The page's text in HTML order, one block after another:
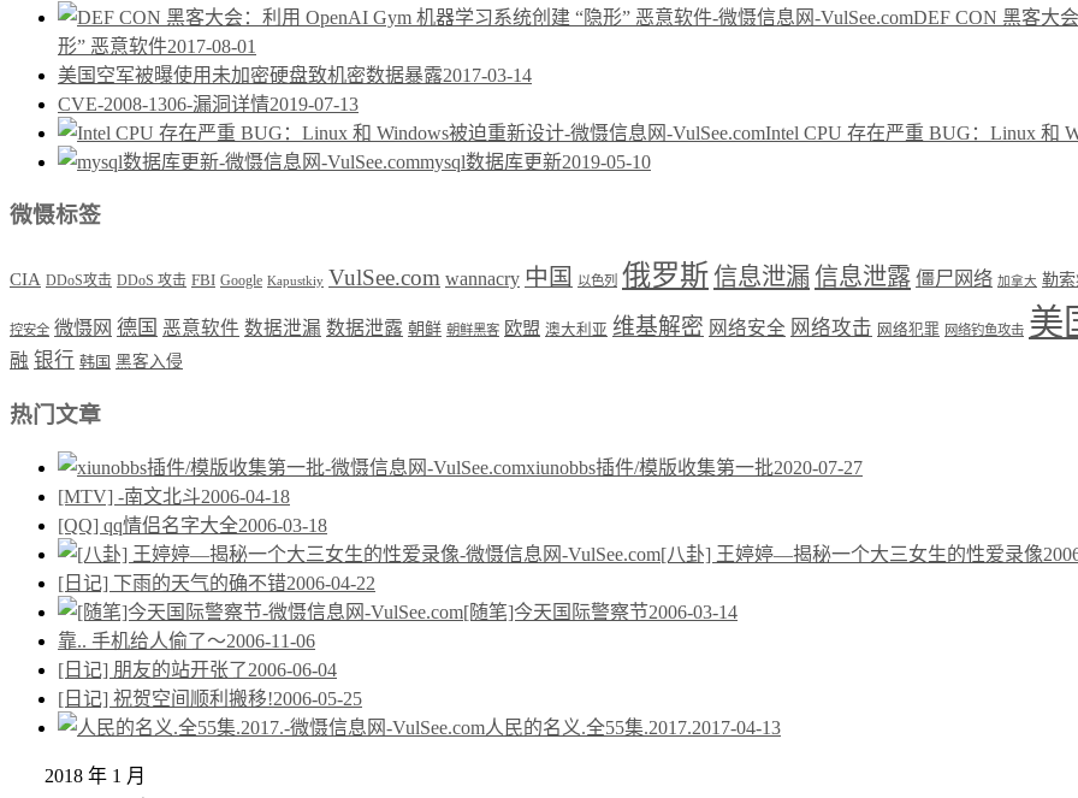
DEF CON 黑客大
形” 恶意软件2017-08-01
美国空军被曝使用未加密硬盘致机密数据暴露2017-03-14
CVE-2008-1306-漏洞详情2019-07-13
Intel CPU 存在严重 BUG：Linux 和
mysql数据库更新2019-05-10
微慑标签
CIA DDoS攻击 DDoS 攻击 FBI Google Kapustkiy VulSee.com wannacry 中国 以色列 俄罗斯信息泄漏信息泄露 僵尸网络 加拿大 勒
控安全 微慑网 德国 恶意软件 数据泄漏 数据泄露 朝鲜 朝鲜黑客 欧盟 澳大利亚 维基解密 网络安全 网络攻击 网络犯罪 网络钓鱼攻击 美
融 银行 韩国 黑客入侵
热门文章
xiunobbs插件/模版收集第一批2020-07-27
[MTV] -南文北斗2006-04-18
[QQ] qq情侣名字大全2006-03-18
[八卦] 王婷婷—揭秘一个大三女生的性爱录像
[日记] 下雨的天气的确不错2006-04-22
[随笔]今天国际警察节2006-03-14
靠.. 手机给人偷了～2006-11-06
[日记] 朋友的站开张了2006-06-04
[日记] 祝贺空间顺利搬移!2006-05-25
人民的名义.全55集.2017.2017-04-13
2018 年 1 月